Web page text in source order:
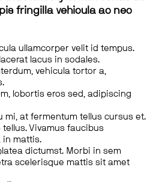
fringilla vehicula ac nec
ullamcorper velit id tempus.
lacus in sodales.
vehicula tortor a,
lobortis eros sed, adipiscing
mi, at fermentum tellus cursus et.
Vivamus faucibus
in mattis.
dictumst. Morbi in sem
scelerisque mattis sit amet